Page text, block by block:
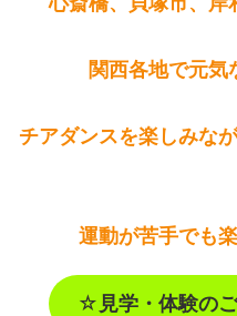
関西各地で元
チアダンスを楽しみな
運動が苦手でも
☆ 見学・体験の